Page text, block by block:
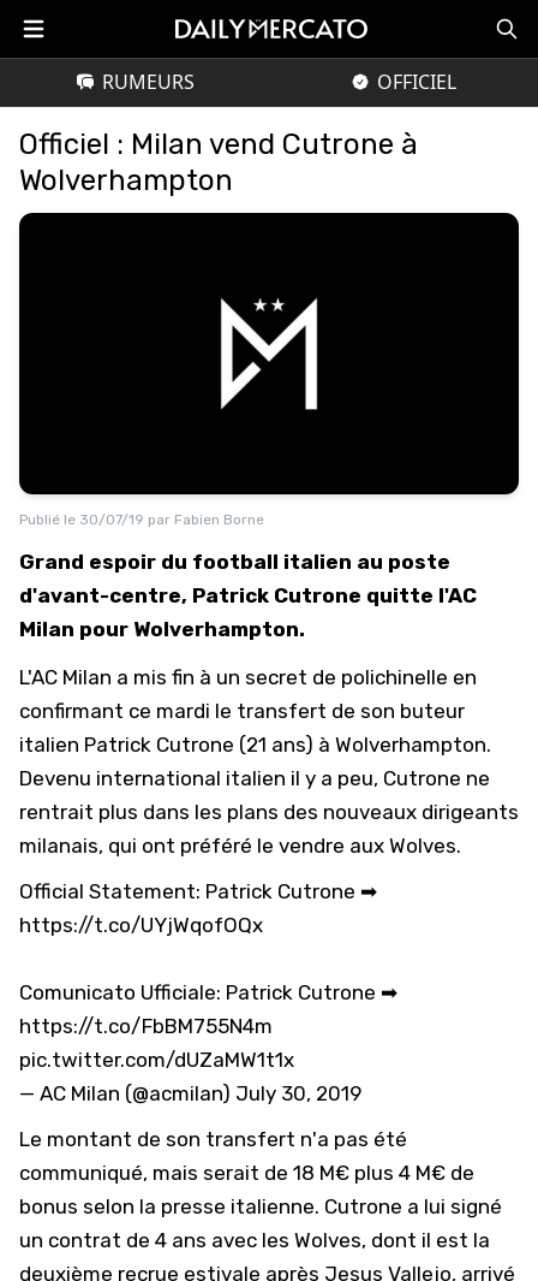
RUMEURS OFFICIEL
Officiel : Milan vend Cutrone à
Wolverhampton
Publié le 30/07/19 par Fabien Borne
Grand espoir du football italien au poste
d'avant-centre, Patrick Cutrone quitte l'AC
Milan pour Wolverhampton.
L'AC Milan a mis fin à un secret de polichinelle en
confirmant ce mardi le transfert de son buteur
italien Patrick Cutrone (21 ans) à Wolverhampton.
Devenu international italien il y a peu, Cutrone ne
rentrait plus dans les plans des nouveaux dirigeants
milanais, qui ont préféré le vendre aux Wolves.
Official Statement: Patrick Cutrone ➡
https://t.co/UYjWqofOQx
Comunicato Ufficiale: Patrick Cutrone ➡
https://t.co/FbBM755N4m
pic.twitter.com/dUZaMW1t1x
— AC Milan (@acmilan) July 30, 2019
Le montant de son transfert n'a pas été
communiqué, mais serait de 18 M€ plus 4 M€ de
bonus selon la presse italienne. Cutrone a lui signé
un contrat de 4 ans avec les Wolves, dont il est la
deuxième recrue estivale après Jesus Vallejo, arrivé